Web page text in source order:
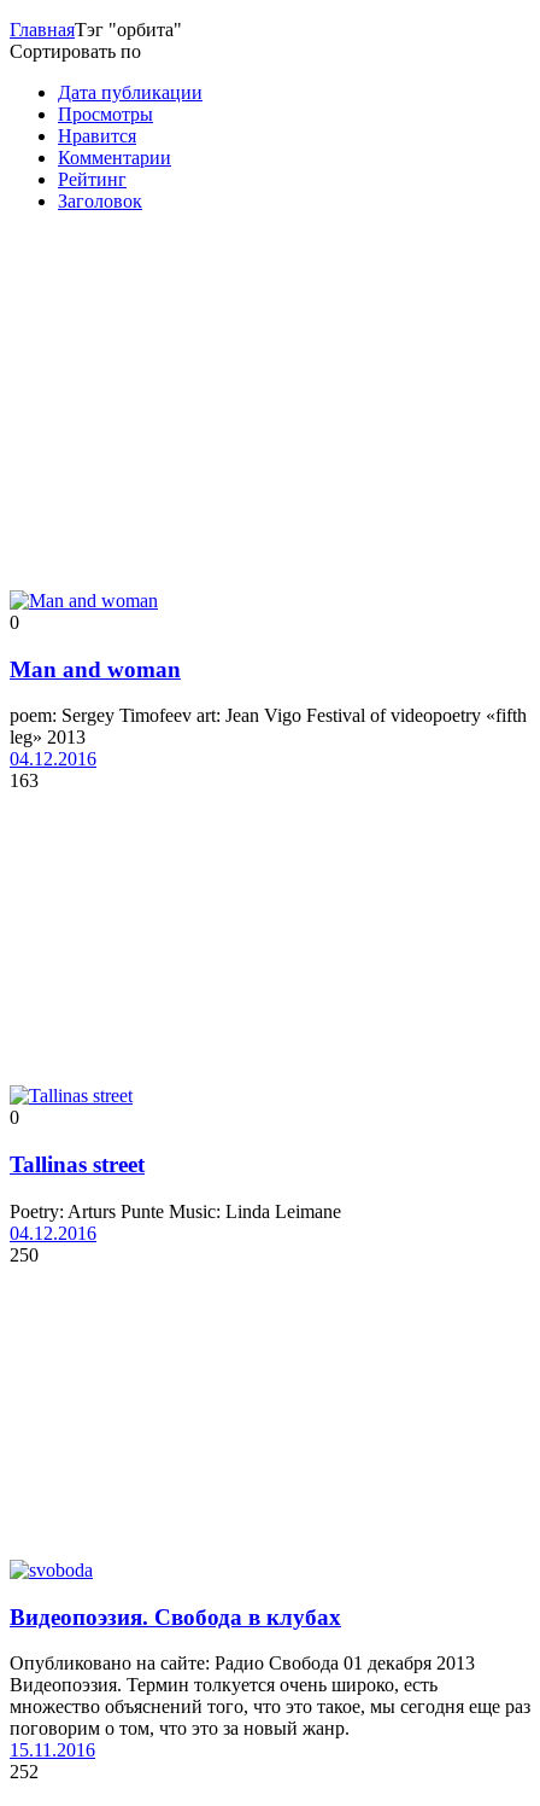
ГлавнаяТэг "орбита"
Сортировать по
Дата публикации
Просмотры
Нравится
Комментарии
Рейтинг
Заголовок
0
Man and woman
poem: Sergey Timofeev art: Jean Vigo Festival of videopoetry «fifth
leg» 2013
04.12.2016
163
0
Tallinas street
Poetry: Arturs Punte Music: Linda Leimane
04.12.2016
250
Видеопоэзия. Свобода в клубах
Опубликовано на сайте: Радио Свобода 01 декабря 2013
Видеопоэзия. Термин толкуется очень широко, есть
множество объяснений того, что это такое, мы сегодня еще раз
поговорим о том, что это за новый жанр.
15.11.2016
252